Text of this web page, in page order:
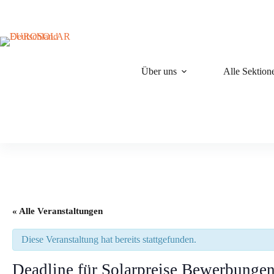
Über uns Alle
« Alle Veranstaltungen
Diese Veranstaltung hat bereits stattgefunden.
Deadline für Solarpreise Bewerbungen